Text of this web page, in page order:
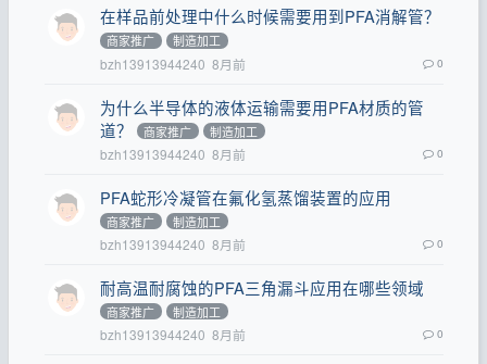
在样品前处理中什么时候需要用到PFA消解管？
商家推广 制造加工
bzh13913944240 8月前 0
为什么半导体的液体运输需要用PFA材质的管
道？
商家推广 制造加工
bzh13913944240 8月前 0
PFA蛇形冷凝管在氟化氢蒸馏装置的应用
商家推广 制造加工
bzh13913944240 8月前 0
耐高温耐腐蚀的PFA三角漏斗应用在哪些领域
商家推广 制造加工
bzh13913944240 8月前 0